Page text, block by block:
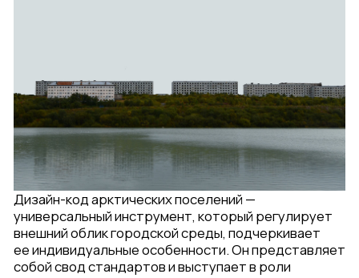
arctic-russia.ru/design-code
Это первый подобный документ, созданный не для
отдельного города, а для огромной территории
со своей спецификой и уникальными природно-
климатическими условиями. Если в обычных
городах дизайн-код в первую очередь борется
с визуальным мусором и рекламным хаосом, то для
арктических поселений цели регламента более
многогранны.
Дизайн-код арктических поселений направлен
на преображение суровой окружающей среды,
повышение безопасности на улицах. Особое
внимание в документе уделено выбору цветовых
решений и материалов, которые напрямую влияют
на комфорт и настроение жителей.